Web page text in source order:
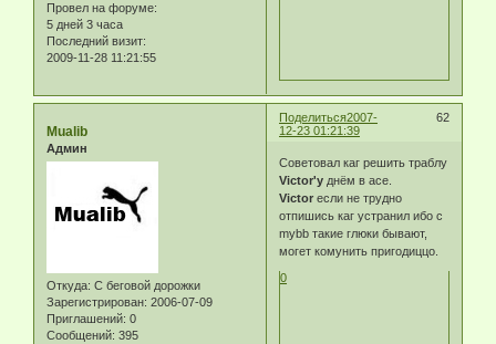
Провел на форуме:
5 дней 3 часа
Последний визит:
2009-11-28 11:21:55
Поделиться 62
2007-
12-23 01:21:39
Mualib
Админ
Откуда: С беговой дорожки
Зарегистрирован: 2006-07-09
Приглашений: 0
Сообщений: 395
Советовал каг решить траблу
Victor'у днём в асе.
Victor если не трудно
отпишись каг устранил ибо с
mybb такие глюки бывают,
могет комунить пригодиццо.
0